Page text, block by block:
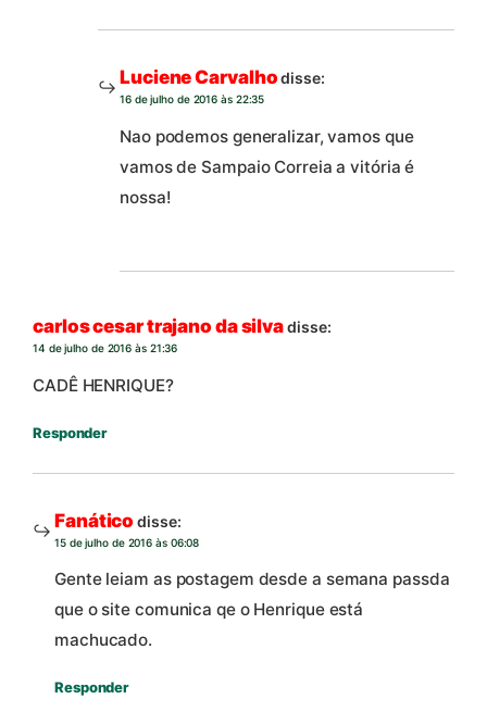
Luciene Carvalhodisse:
16 de julho de 2016 às 22:35
Nao podemos generalizar, vamos que
vamos de Sampaio Correia a vitória é
nossa!
carlos cesar trajano da silvadisse:
14 de julho de 2016 às 21:36
CADÊ HENRIQUE?
Responder
Fanático disse:
15 de julho de 2016 às 06:08
Gente leiam as postagem desde a semana passda
que o site comunica qe o Henrique está
machucado.
Responder